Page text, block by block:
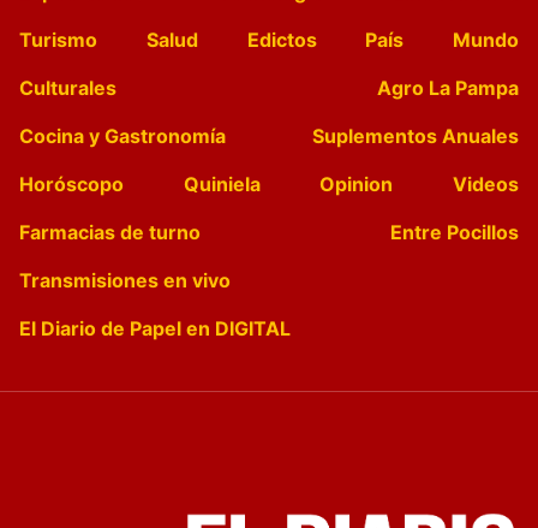
Turismo
Salud Edictos País
Mundo
Culturales
Agro La Pampa
Cocina y Gastronomía
Suplementos Anuales
Horóscopo
Quiniela Opinion
Videos
Farmacias de turno
Entre Pocillos
Transmisiones en vivo
El Diario de Papel en DIGITAL